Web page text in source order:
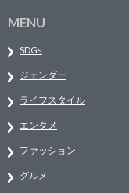
MENU
SDGs
ジェンダー
ライフスタイル
エンタメ
ファッション
グルメ